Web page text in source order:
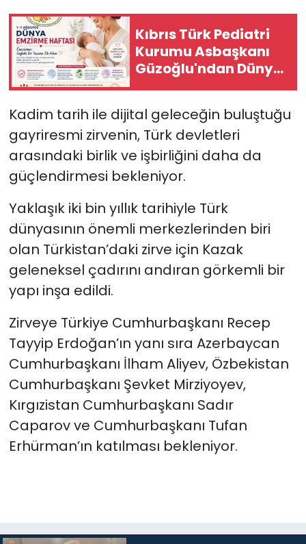
Kıbrıs Türk Pediatri
Kurumu Asbaşkanı
Güzoğlu'ndan Dünya
Emzirme Haftası
Kadim tarih ile dijital geleceğin buluştuğu
gayriresmi zirvenin, Türk devletleri
arasındaki birlik ve işbirliğini daha da
güçlendirmesi bekleniyor.
Yaklaşık iki bin yıllık tarihiyle Türk
dünyasının önemli merkezlerinden biri
olan Türkistan’daki zirve için Kazak
geleneksel çadırını andıran görkemli bir
yapı inşa edildi.
Zirveye Türkiye Cumhurbaşkanı Recep
Tayyip Erdoğan’ın yanı sıra Azerbaycan
Cumhurbaşkanı İlham Aliyev, Özbekistan
Cumhurbaşkanı Şevket Mirziyoyev,
Kırgızistan Cumhurbaşkanı Sadır
Caparov ve Cumhurbaşkanı Tufan
Erhürman’ın katılması bekleniyor.